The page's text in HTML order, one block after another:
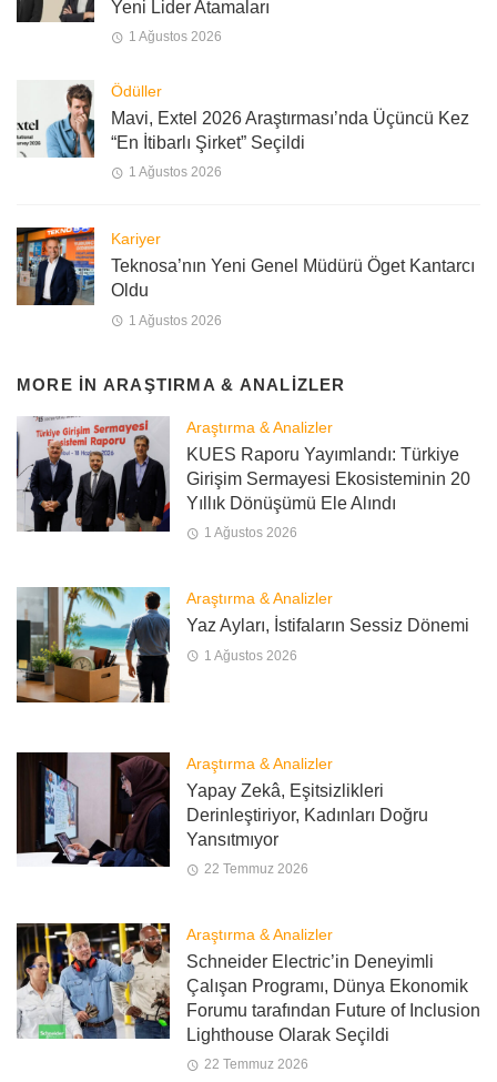
Yeni Lider Atamaları
1 Ağustos 2026
Ödüller
Mavi, Extel 2026 Araştırması’nda Üçüncü Kez
“En İtibarlı Şirket” Seçildi
1 Ağustos 2026
Kariyer
Teknosa’nın Yeni Genel Müdürü Öget Kantarcı
Oldu
1 Ağustos 2026
MORE IN ARAŞTIRMA & ANALIZLER
Araştırma & Analizler
KUES Raporu Yayımlandı: Türkiye
Girişim Sermayesi Ekosisteminin 20
Yıllık Dönüşümü Ele Alındı
1 Ağustos 2026
Araştırma & Analizler
Yaz Ayları, İstifaların Sessiz Dönemi
1 Ağustos 2026
Araştırma & Analizler
Yapay Zekâ, Eşitsizlikleri
Derinleştiriyor, Kadınları Doğru
Yansıtmıyor
22 Temmuz 2026
Araştırma & Analizler
Schneider Electric’in Deneyimli
Çalışan Programı, Dünya Ekonomik
Forumu tarafından Future of Inclusion
Lighthouse Olarak Seçildi
22 Temmuz 2026